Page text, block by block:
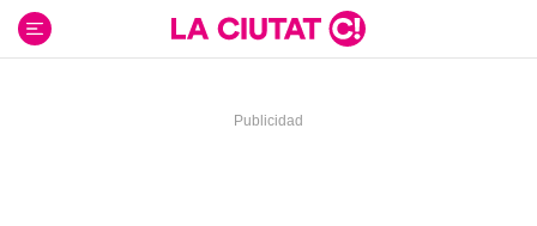
contenido